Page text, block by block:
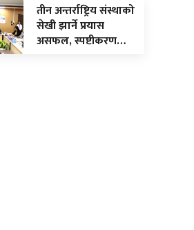
तीन अन्तर्राष्ट्रिय संस्थाको
सेखी झार्ने प्रयास
असफल, स्पष्टीकरण…